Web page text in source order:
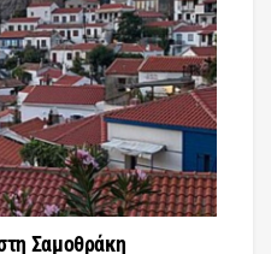
Σαμοθράκη